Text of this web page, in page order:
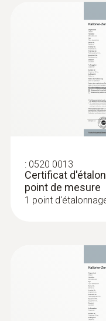
: 0520 0013
Certificat
point de mesure
1 point